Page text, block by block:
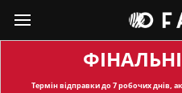
Термін відправкидо 7 робочих днів,